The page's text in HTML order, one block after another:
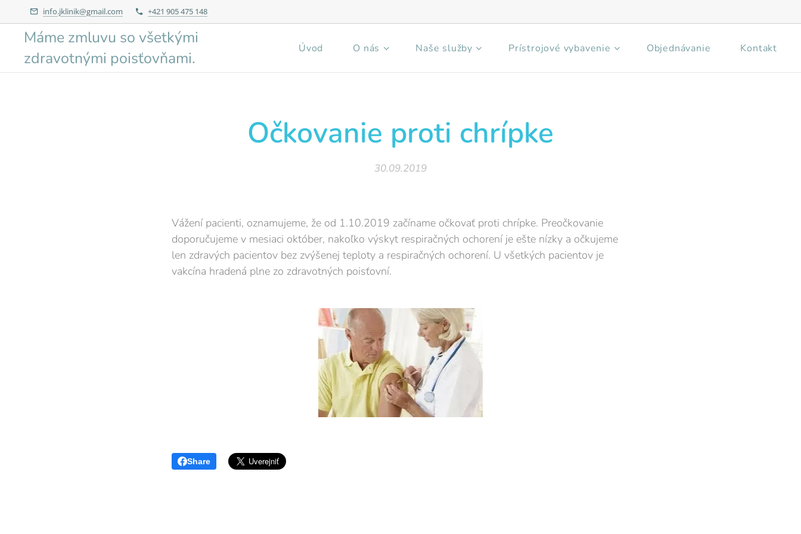
info.jklinik@gmail.com +421 905 475 148
Máme zmluvu so všetkými
zdravotnými poisťovňami.
Úvod O nás Naše služby Prístrojové vybavenie Objednávanie Kontakt
Očkovanie proti chrípke
30.09.2019
Vážení pacienti, oznamujeme, že od 1.10.2019 začíname očkovať proti chrípke. Preočkovanie
doporučujeme v mesiaci október, nakoľko výskyt respiračných ochorení je ešte nízky a očkujeme
len zdravých pacientov bez zvýšenej teploty a respiračných ochorení. U všetkých pacientov je
vakcína hradená plne zo zdravotných poisťovní.
Share